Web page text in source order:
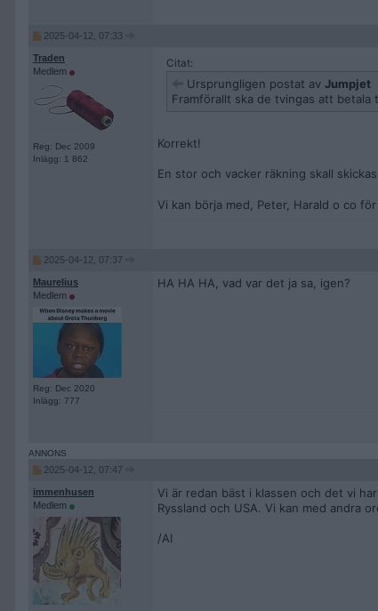
2025-04-12, 07:33
Traden
Medlem
Reg: Dec 2009
Inlägg: 1 862
Citat:
Ursprungligen postat av Jumpjet
Framförallt ska de tvingas att betala
Korrekt!
En stor och vacker räkning skall
Vi kan börja med, Peter, Harald o co
2025-04-12, 07:37
Maurelius
Medlem
Reg: Dec 2020
Inlägg: 777
HA HA HA, vad var det ja sa, igen?
2025-04-12, 07:47
immenhusen
Medlem
Vi är redan bäst i klassen och det vi
Ryssland och USA. Vi kan med andra
/AI